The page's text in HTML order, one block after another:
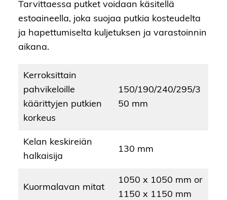
Tarvittaessa putket voidaan käsitellä
estoaineella, joka suojaa putkia kosteudelta
ja hapettumiselta kuljetuksen ja varastoinnin
aikana.
Kerroksittain
pahvikeloille
käärittyjen putkien
korkeus
150/190/240/295/3
50 mm
Kelan keskireiän
halkaisija
130 mm
Kuormalavan mitat
1050 x 1050 mm or
1150 x 1150 mm